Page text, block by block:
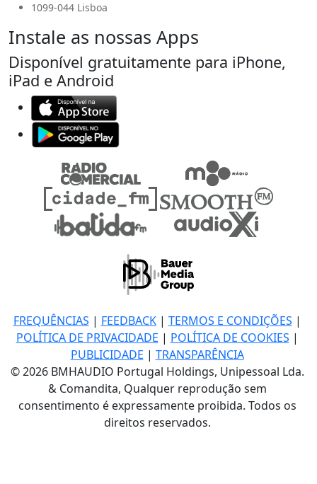
1099-044 Lisboa
Instale as nossas Apps
Disponível gratuitamente para iPhone,
iPad e Android
FREQUÊNCIAS | FEEDBACK| TERMOS E CONDIÇÕES |
POLÍTICA DE PRIVACIDADE | POLÍTICA DE COOKIES |
PUBLICIDADE | TRANSPARÊNCIA
© 2026 BMHAUDIO Portugal Holdings, Unipessoal Lda.
& Comandita, Qualquer reprodução sem
consentimento é expressamente proibida. Todos os
direitos reservados.